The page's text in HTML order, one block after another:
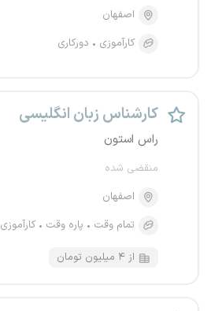
اصفهان
کارآموزی
دورکاری
کارشناس زبان انگلیسی
راس استون
منقضی شده
اصفهان
تمام وقت
پاره وقت کارآموزی
از ۴ میلیون تومان